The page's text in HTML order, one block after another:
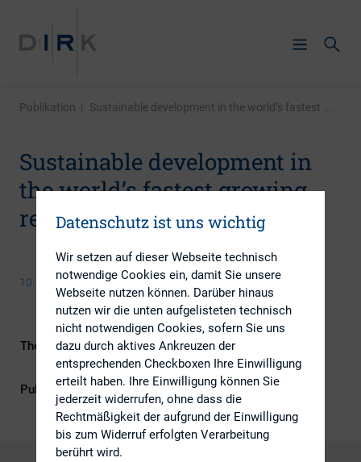
Publikation | Sustainable development in the world’s fastest ...
Sustainable development in
the world’s fastest growing
reporting region
10. März 2016
Themengebiet
ESG (inkl. Nachhaltigkeit &
Governance)
Publikationsform
Externe Publikationen
Datenschutz ist uns wichtig
Wir setzen auf dieser Webseite technisch
notwendige Cookies ein, damit Sie unsere
Webseite nutzen können. Darüber hinaus
nutzen wir die unten aufgelisteten technisch
nicht notwendigen Cookies, sofern Sie uns
dazu durch aktives Ankreuzen der
entsprechenden Checkboxen Ihre Einwilligung
erteilt haben. Ihre Einwilligung können Sie
jederzeit widerrufen, ohne dass die
Rechtmäßigkeit der aufgrund der Einwilligung
bis zum Widerruf erfolgten Verarbeitung
berührt wird.